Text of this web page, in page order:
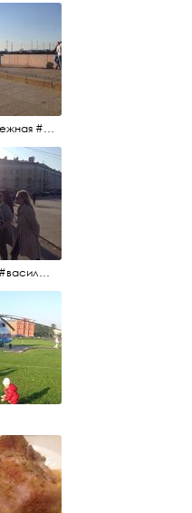
#набережная #людигуляют #биржевоймост
#питер #васильевскийостров #байкеры #иностранцы